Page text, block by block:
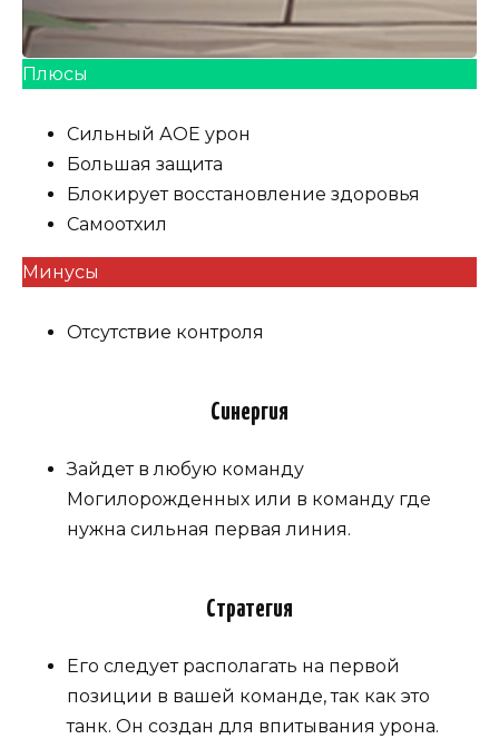
Плюсы
Сильный АОЕ урон
Большая защита
Блокирует восстановление здоровья
Самоотхил
Минусы
Отсутствие контроля
Синергия
Зайдет в любую команду
Могилорожденных или в команду где
нужна сильная первая линия.
Стратегия
Его следует располагать на первой
позиции в вашей команде, так как это
танк. Он создан для впитывания урона.